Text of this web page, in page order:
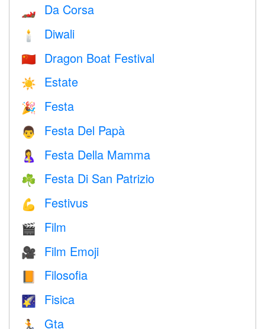
🏎 Da Corsa
🕯 Diwali
🇨🇳 Dragon Boat Festival
☀️ Estate
🎉 Festa
👨 Festa Del Papà
🤱 Festa Della Mamma
☘️ Festa Di San Patrizio
💪 Festivus
🎬 Film
🎥 Film Emoji
📙 Filosofia
🌠 Fisica
🏃 Gta